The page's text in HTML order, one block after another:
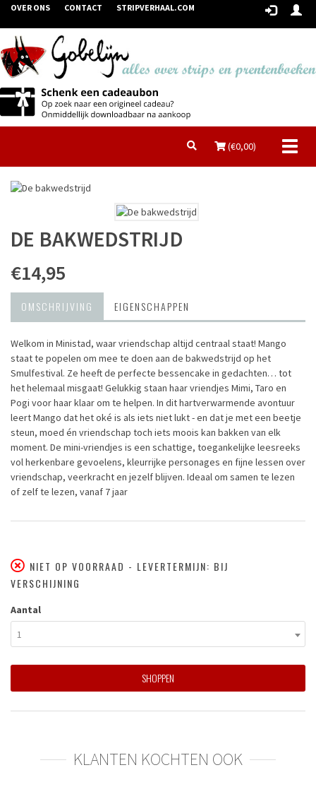
OVER ONS CONTACT STRIPVERHAAL.COM
(€0,00)
DE BAKWEDSTRIJD
€14,95
OMSCHRIJVING EIGENSCHAPPEN
Welkom in Ministad, waar vriendschap altijd centraal staat! Mango
staat te popelen om mee te doen aan de bakwedstrijd op het
Smulfestival. Ze heeft de perfecte bessencake in gedachten… tot
het helemaal misgaat! Gelukkig staan haar vriendjes Mimi, Taro en
Pogi voor haar klaar om te helpen. In dit hartverwarmende avontuur
leert Mango dat het oké is als iets niet lukt - en dat je met een beetje
steun, moed én vriendschap toch iets moois kan bakken van elk
moment. De mini-vriendjes is een schattige, toegankelijke leesreeks
vol herkenbare gevoelens, kleurrijke personages en fijne lessen over
vriendschap, veerkracht en jezelf blijven. Ideaal om samen te lezen
of zelf te lezen, vanaf 7 jaar
NIET OP VOORRAAD - LEVERTERMIJN: BIJ
VERSCHIJNING
Aantal
1
SHOPPEN
KLANTEN KOCHTEN OOK